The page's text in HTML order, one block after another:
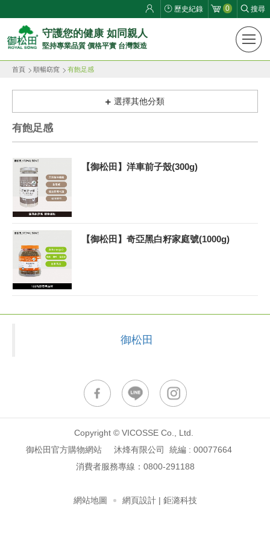
御
松
健
康
生
活
館
ROYAL
SONG
守護您的健康 如同親人
堅持專業品質 價格平實 台灣製造
歷史紀錄 0 搜尋
首頁 順暢窈窕 有飽足感
選擇其他分類
有飽足感
【御松田】洋車前子殼(300g)
【御松田】奇亞黑白籽家庭號(1000g)
御松田
Copyright © VICOSSE Co., Ltd.
御松田官方購物網站 沐烽有限公司 統編 : 00077664
消費者服務專線： 0800-291188
網站地圖 網頁設計| 鉅潞科技